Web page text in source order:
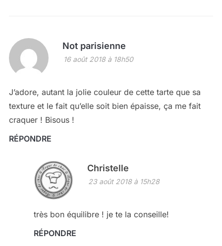
Not parisienne
16 août 2018 à 18h50
J’adore, autant la jolie couleur de cette tarte que sa
texture et le fait qu’elle soit bien épaisse, ça me fait
craquer ! Bisous !
RÉPONDRE
Christelle
23 août 2018 à 15h28
très bon équilibre ! je te la conseille!
RÉPONDRE